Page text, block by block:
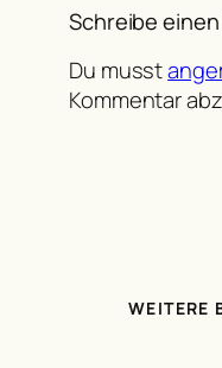
Schreibe
Du musst
Kommentar
WEITERE